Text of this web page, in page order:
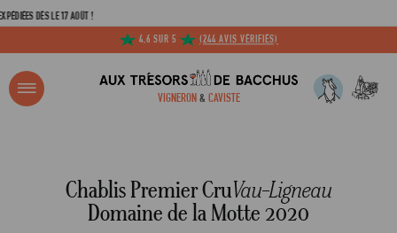
DÈS LE 17 AOÛT !
4,6 SUR 5
(244 AVIS VÉRIFIÉS)
VIGNERON& CAVISTE
Mot de passe
?
Chablis Premier CruVau-Ligneau
Domaine de la Motte 2020